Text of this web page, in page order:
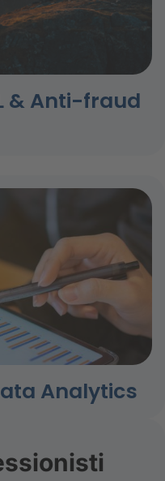
& Anti-fraud
Analytics